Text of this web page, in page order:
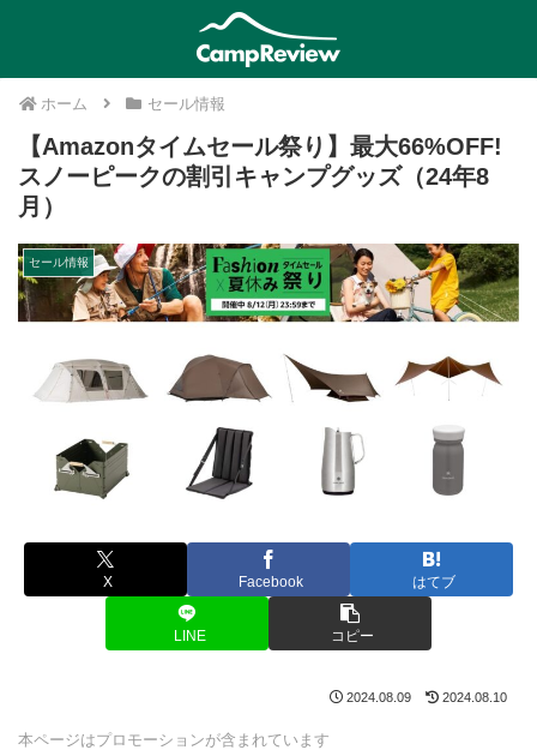
ホーム セール情報
【Amazonタイムセール祭り】最大66%OFF!
スノーピークの割引キャンプグッズ（24年8
月）
セール情報
X Facebook はてブ
LINE コピー
2024.08.09 2024.08.10
本ページはプロモーションが含まれています